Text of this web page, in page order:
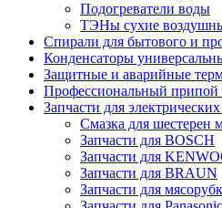
Подогреватели воды
ТЭНы сухие
Спирали для бытового и
Конденсаторы
Защитные и аварийные
Профессиональный
Запчасти для
Смазка для шестерен
Запчасти для BOSCH
Запчасти для
Запчасти для BRAUN
Запчасти для